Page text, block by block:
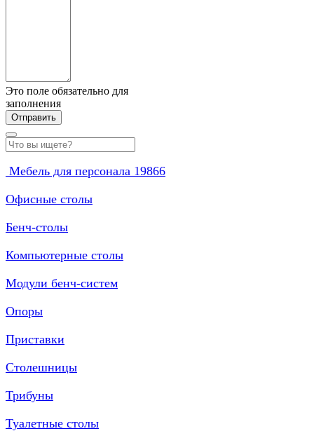
Это поле обязательно для
заполнения
Мебель для персонала 19866
Офисные столы
Бенч-столы
Компьютерные столы
Модули бенч-систем
Опоры
Приставки
Столешницы
Трибуны
Туалетные столы